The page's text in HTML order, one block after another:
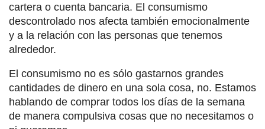
cartera o cuenta bancaria. El consumismo
descontrolado nos afecta también emocionalmente
y a la relación con las personas que tenemos
alrededor.
El consumismo no es sólo gastarnos grandes
cantidades de dinero en una sola cosa, no. Estamos
hablando de comprar todos los días de la semana
de manera compulsiva cosas que no necesitamos o